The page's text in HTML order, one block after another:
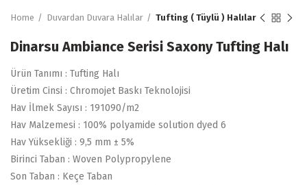
Home Duvardan Duvara Halılar Tufting ( Tüylü ) Halılar
Dinarsu Ambiance Serisi Saxony Tufting Halı
Ürün Tanımı : Tufting Halı
Üretim Cinsi : Chromojet Baskı Teknolojisi
Hav İlmek Sayısı : 191090/m2
Hav Malzemesi : 100% polyamide solution dyed 6
Hav Yüksekliği : 9,5 mm ± 5%
Birinci Taban : Woven Polypropylene
Son Taban : Keçe Taban